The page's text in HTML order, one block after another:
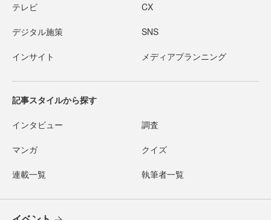
テレビ CX
デジタル施策 SNS
インサイト メディアプランニング
記事スタイルから探す
インタビュー 調査
マンガ クイズ
連載一覧 執筆者一覧